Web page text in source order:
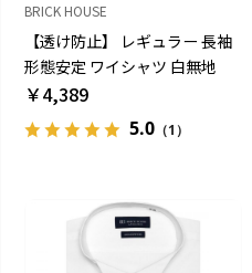
BRICK HOUSE
【透け防止】 レギュラー 長袖
形態安定 ワイシャツ 白無地
￥4,389
5.0（1）